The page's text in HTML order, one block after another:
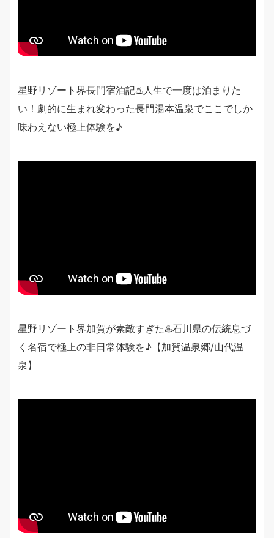
星野リゾート界長門宿泊記♨️人生で一度は泊まりた
い！劇的に生まれ変わった長門湯本温泉でここでしか
味わえない極上体験を♪
星野リゾート界加賀が素敵すぎた♨️石川県の伝統息づ
く名宿で極上の非日常体験を♪【加賀温泉郷/山代温
泉】